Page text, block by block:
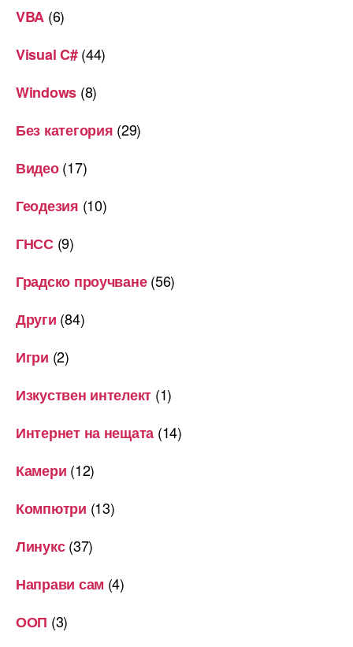
VBA (6)
Visual C#(44)
Windows (8)
Без категория (29)
Видео(17)
Геодезия (10)
ГНСС(9)
Градско проучване(56)
Други (84)
Игри (2)
Изкуствен интелект (1)
Интернет на нещата (14)
Камери (12)
Компютри (13)
Линукс(37)
Направи сам (4)
ООП (3)